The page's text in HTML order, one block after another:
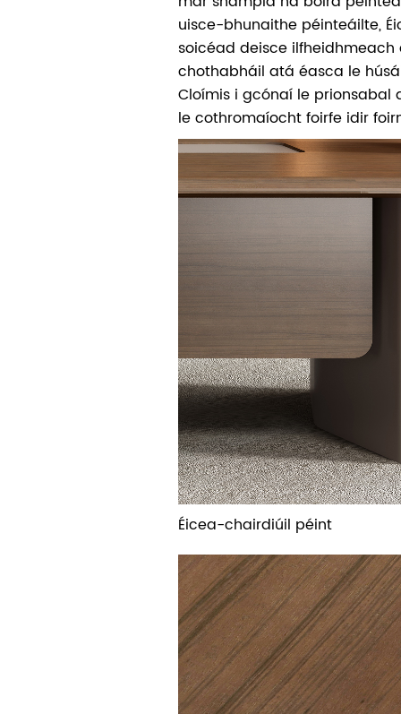
uisce-bhunaithe péinteáilte,
soicéad deisce
chothabháil atá éasca le
Cloímis i gcónaí le
le cothromaíocht foirfe idir
Éicea-chairdiúil péint